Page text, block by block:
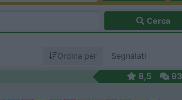
Cerca
Ordina per
8,5 93